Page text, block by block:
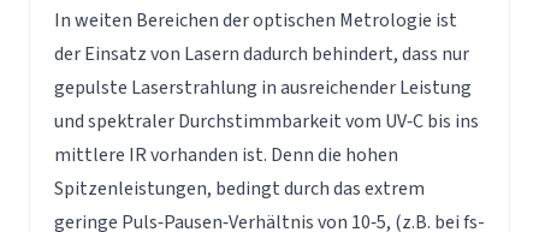
In weiten Bereichen der optischen Metrologie ist
der Einsatz von Lasern dadurch behindert, dass nur
gepulste Laserstrahlung in ausreichender Leistung
und spektraler Durchstimmbarkeit vom UV‐C bis ins
mittlere IR vorhanden ist. Denn die hohen
Spitzenleistungen, bedingt durch das extrem
geringe Puls‐Pausen‐Verhältnis von 10‐5, (z.B. bei fs-